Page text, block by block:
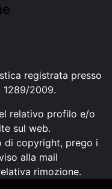
registrata presso
1289/2009.
relativo profilo e/o
sul web.
di copyright, prego i
alla mail
rimozione.